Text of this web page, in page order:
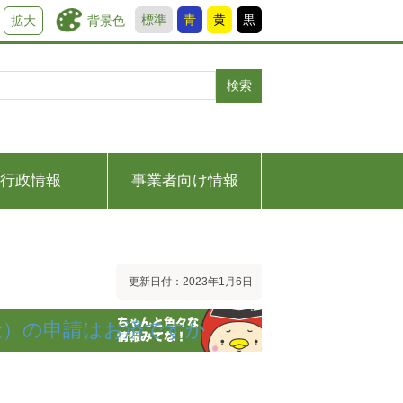
背景色 標準 青 黄 黒
拡大
検索
行政情報 事業者向け情報
更新日付：2023年1月6日
の申請はお済ですか